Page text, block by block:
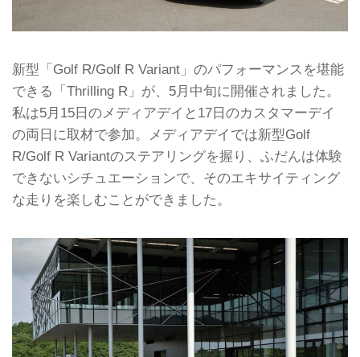
新型「Golf R/Golf R Variant」のパフォーマンスを堪能
できる「Thrilling R」が、5月中旬に開催されました。
私は5月15日のメディアデイと17日のカスタマーデイ
の両日に取材で参加。メディアデイでは新型Golf
R/Golf R Variantのステアリングを握り、ふだんは体験
できないシチュエーションで、そのエキサイティング
な走りを楽しむことができました。